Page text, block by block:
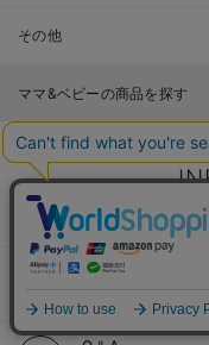
その他
ママ&ベビーの商品を探す
ご利用ガイド